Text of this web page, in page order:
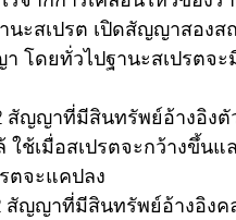
ะสเปรต เปิดสัญญาสองส
โดยทั่วไปฐานะสเปรตจะ
สัญญาที่มีสินทรัพย์อ้างอิงตั
ช้เมื่อสเปรตจะกว้างขึ้นแ
ตจะแคปลง
สัญญาที่มีสินทรัพย์อ้างอิง